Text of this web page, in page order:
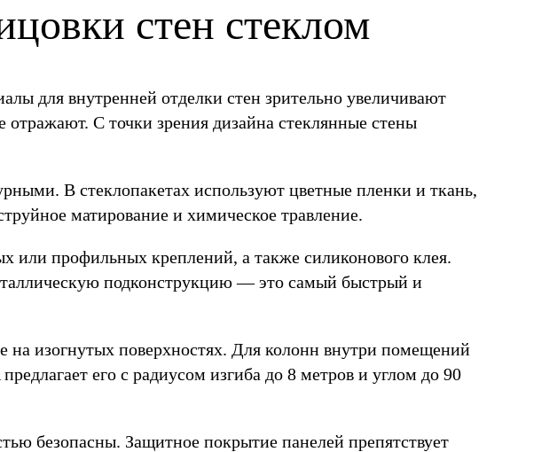
стен стеклом
для внутренней отделки стен зрительно увеличивают
С точки зрения дизайна стеклянные стены
В стеклопакетах используют цветные пленки и ткань,
матирование и химическое травление.
профильных креплений, а также силиконового клея.
подконструкцию — это самый быстрый и
на изогнутых поверхностях. Для колонн внутри помещений
его с радиусом изгиба до 8 метров и углом до 90
безопасны. Защитное покрытие панелей препятствует